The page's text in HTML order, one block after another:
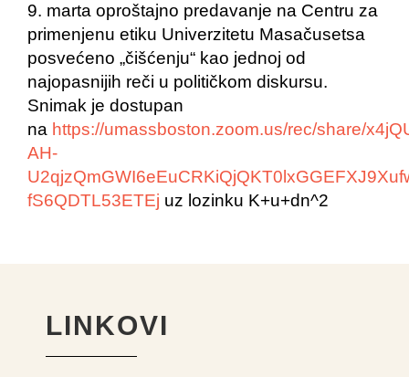
9. marta oproštajno predavanje na Centru za
primenjenu etiku Univerzitetu Masačusetsa
posvećeno „čišćenju“ kao jednoj od
najopasnijih reči u političkom diskursu.
Snimak je dostupan
na https://umassboston.zoom.us/rec/share/
AH-
fS6QDTL53ETEj uz lozinku K+u+dn^2
LINKOVI